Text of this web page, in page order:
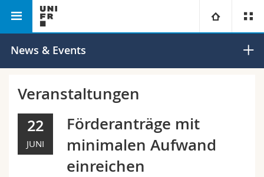
Universität
Campus
Forschung
Theologische Fak.
Rechtswissenschaftliche Fak.
Informationen für
Studieninteressierte
Ressourcen
News & Events
Veranstaltungen
22
JUNI
Förderanträge mit
minimalen Aufwand
einreichen